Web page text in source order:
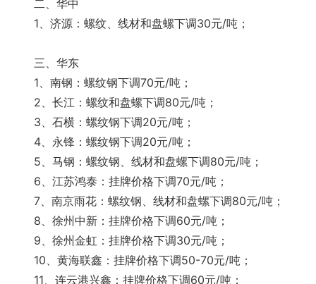
二、华中
1、济源：螺纹、线材和盘螺下调30元/吨；
三、华东
1、南钢：螺纹钢下调70元/吨；
2、长江：螺纹和盘螺下调80元/吨；
3、石横：螺纹钢下调20元/吨；
4、永锋：螺纹钢下调20元/吨；
5、马钢：螺纹钢、线材和盘螺下调80元/吨；
6、江苏鸿泰：挂牌价格下调70元/吨；
7、南京雨花：螺纹钢、线材和盘螺下调80元/吨；
8、徐州中新：挂牌价格下调60元/吨；
9、徐州金虹：挂牌价格下调30元/吨；
10、黄海联鑫：挂牌价格下调50-70元/吨；
11、连云港兴鑫：挂牌价格下调60元/吨；